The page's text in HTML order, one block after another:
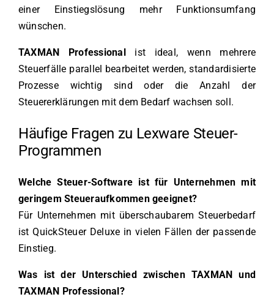
einer Einstiegslösung mehr Funktionsumfang
wünschen.
TAXMAN Professional
ist ideal, wenn mehrere
Steuerfälle parallel bearbeitet werden, standardisierte
Prozesse wichtig sind oder die Anzahl der
Steuererklärungen mit dem Bedarf wachsen soll.
Häufige Fragen zu Lexware Steuer-
Programmen
Welche Steuer-Software ist für Unternehmen mit
geringem Steueraufkommen geeignet?
Für Unternehmen mit überschaubarem Steuerbedarf
ist QuickSteuer Deluxe in vielen Fällen der passende
Einstieg.
Was ist der Unterschied zwischen TAXMAN und
TAXMAN Professional?